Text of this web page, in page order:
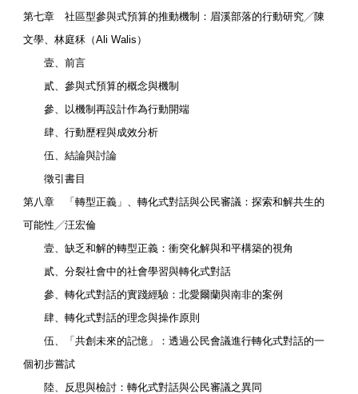
第七章 社區型參與式預算的推動機制：眉溪部落的行動研究╱陳
文學、林庭秝（Ali Walis）
壹、前言
貳、參與式預算的概念與機制
參、以機制再設計作為行動開端
肆、行動歷程與成效分析
伍、結論與討論
徵引書目
第八章 「轉型正義」、轉化式對話與公民審議：探索和解共生的
可能性╱汪宏倫
壹、缺乏和解的轉型正義：衝突化解與和平構築的視角
貳、分裂社會中的社會學習與轉化式對話
參、轉化式對話的實踐經驗：北愛爾蘭與南非的案例
肆、轉化式對話的理念與操作原則
伍、「共創未來的記憶」：透過公民會議進行轉化式對話的一
個初步嘗試
陸、反思與檢討：轉化式對話與公民審議之異同